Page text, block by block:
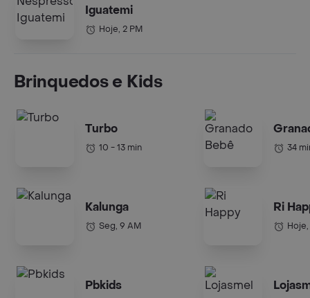
Iguatemi
Hoje, 2 PM
Brinquedos e Kids
Turbo
10 - 13 min
Kalunga
Seg, 9 AM
Pbkids
34
Ri